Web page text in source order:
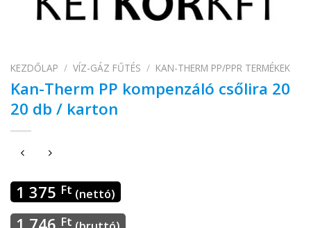
KEZDŐLAP / VÍZ-GÁZ FŰTÉS / KAN-THERM PP/PPR TERMÉKEK
Kan-Therm PP kompenzáló csőlira 20
20 db / karton
1 375 Ft (nettó)
Ft